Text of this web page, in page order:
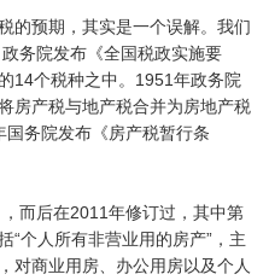
的预期，其实是一个误解。我们
务院发布《全国税政实施要
14个税种之中。1951年政务院
房产税与地产税合并为房地产税
国务院发布《房产税暂行条
而后在2011年修订过，其中第
“个人所有非营业用的房产”，主
对商业用房、办公用房以及个人